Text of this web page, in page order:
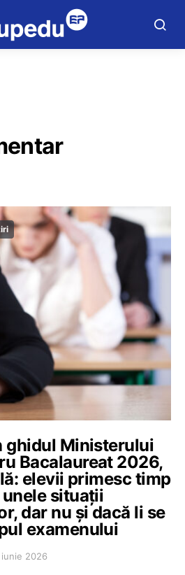
ghidul Ministerului
Bacalaureat 2026,
elevii primesc timp
situații
dar nu și dacă li se
examenului
2026